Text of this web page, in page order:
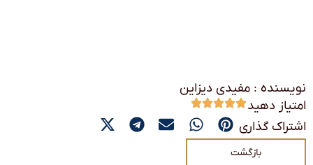
نویسنده : مفیدی دیزاین
امتیاز دهید
اشتراک گذاری
بازگشت